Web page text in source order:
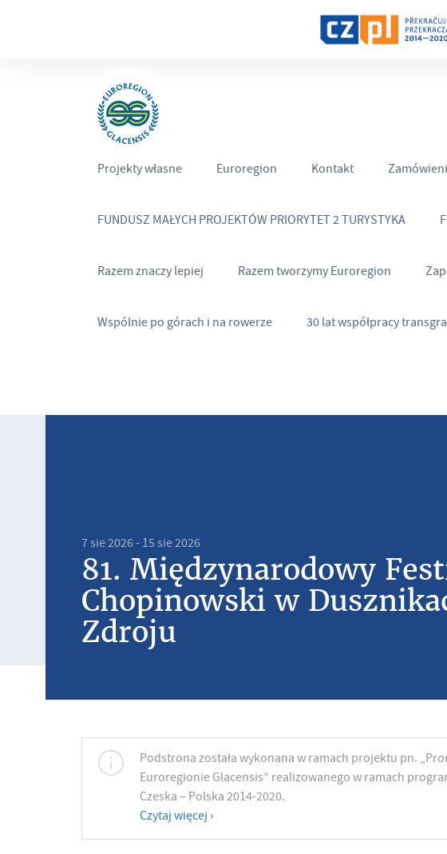
Projekty własne Euroregion Kontakt
FUNDUSZ MAŁYCH PROJEKTÓW PRIORYTET 2 TURYSTYKA
Razem znaczy lepiej Razem tworzymy Euroregion
Wspólnie po górach i na rowerze 30 lat współpracy
7 sie 2026 - 15 sie 2026
81. Międzynarodowy
Chopinowski w
Zdroju
Podstrona została wykonana w ramach projektu pn.
Euroregionie Glacensis” realizowanego w ramach
Czeska – Polska 2014-2020.
Czytaj więcej ›